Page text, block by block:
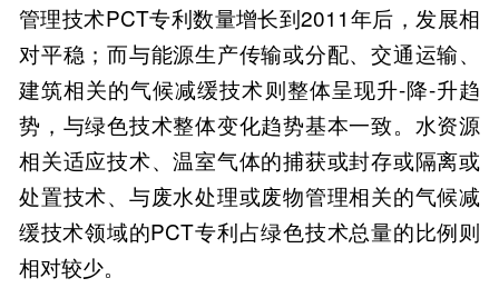
管理技术PCT专利数量增长到2011年后，发展相
对平稳；而与能源生产传输或分配、交通运输、
建筑相关的气候减缓技术则整体呈现升-降-升趋
势，与绿色技术整体变化趋势基本一致。水资源
相关适应技术、温室气体的捕获或封存或隔离或
处置技术、与废水处理或废物管理相关的气候减
缓技术领域的PCT专利占绿色技术总量的比例则
相对较少。